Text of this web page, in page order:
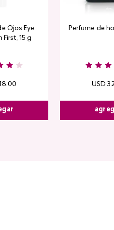
Ojos Eye
First, 15 g
.00
Perfume de
USD 32